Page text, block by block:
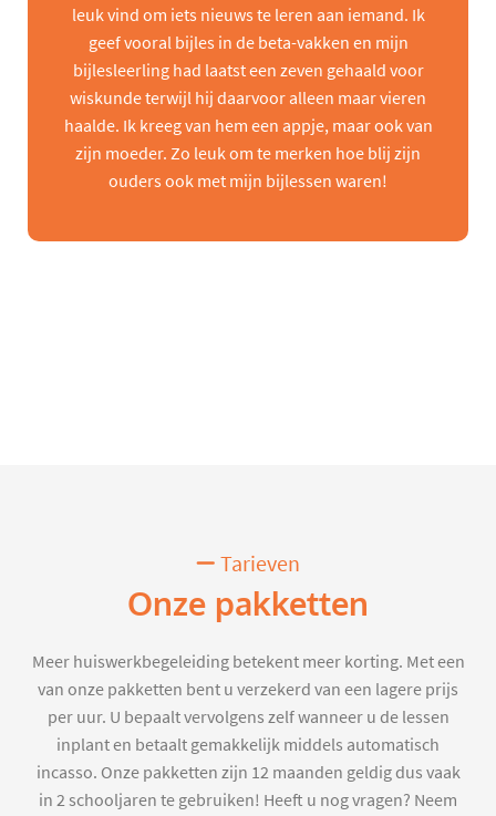
leuk vind om iets nieuws te leren aan iemand. Ik
geef vooral bijles in de beta-vakken en mijn
bijlesleerling had laatst een zeven gehaald voor
wiskunde terwijl hij daarvoor alleen maar vieren
haalde. Ik kreeg van hem een appje, maar ook van
zijn moeder. Zo leuk om te merken hoe blij zijn
ouders ook met mijn bijlessen waren!
Tarieven
Onze pakketten
Meer huiswerkbegeleiding betekent meer korting. Met een
van onze pakketten bent u verzekerd van een lagere prijs
per uur. U bepaalt vervolgens zelf wanneer u de lessen
inplant en betaalt gemakkelijk middels automatisch
incasso. Onze pakketten zijn 12 maanden geldig dus vaak
in 2 schooljaren te gebruiken! Heeft u nog vragen? Neem